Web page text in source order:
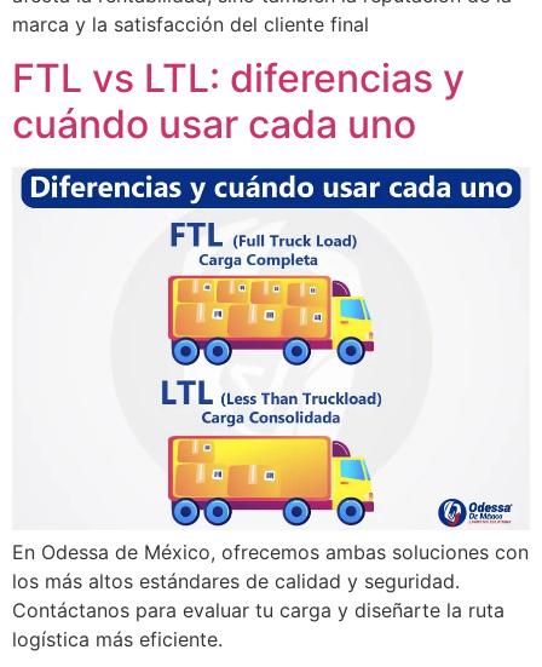
marca y la satisfacción del cliente final
FTL vs LTL: diferencias y
cuándo usar cada uno
En Odessa de México, ofrecemos ambas soluciones con
los más altos estándares de calidad y seguridad.
Contáctanos para evaluar tu carga y diseñarte la ruta
logística más eficiente.